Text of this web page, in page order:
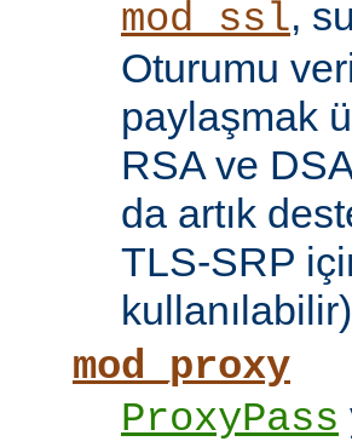
mod_ssl,
Oturumu
paylaşmak
RSA ve
da artık
TLS-SRP
mod_proxy
ProxyPass